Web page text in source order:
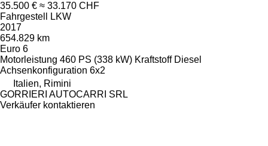
35.500 € ≈ 33.170 CHF
Fahrgestell LKW
2017
654.829 km
Euro 6
Motorleistung 460 PS (338 kW) Kraftstoff Diesel
Achsenkonfiguration 6x2
Italien, Rimini
GORRIERI AUTOCARRI SRL
Verkäufer kontaktieren